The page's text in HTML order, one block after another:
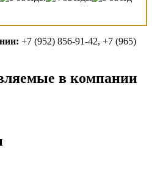
+7 (952) 856-91-42, +7 (965)
в компании